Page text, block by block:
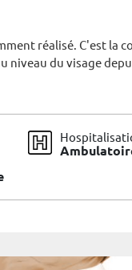
réalisé. C'est la
niveau du visage